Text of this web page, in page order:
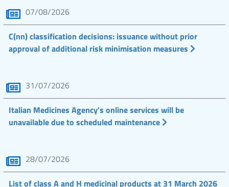
07/08/2026
C(nn) classification decisions: issuance without prior
approval of additional risk minimisation measures
31/07/2026
Italian Medicines Agency's online services will be
unavailable due to scheduled maintenance
28/07/2026
List of class A and H medicinal products at 31 March 2026